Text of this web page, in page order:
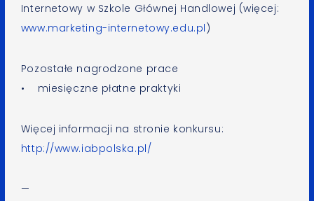
Internetowy w Szkole Głównej Handlowej (więcej:
www.marketing-internetowy.edu.pl )
Pozostałe nagrodzone prace
• miesięczne płatne praktyki
Więcej informacji na stronie konkursu:
http://www.iabpolska.pl/
—